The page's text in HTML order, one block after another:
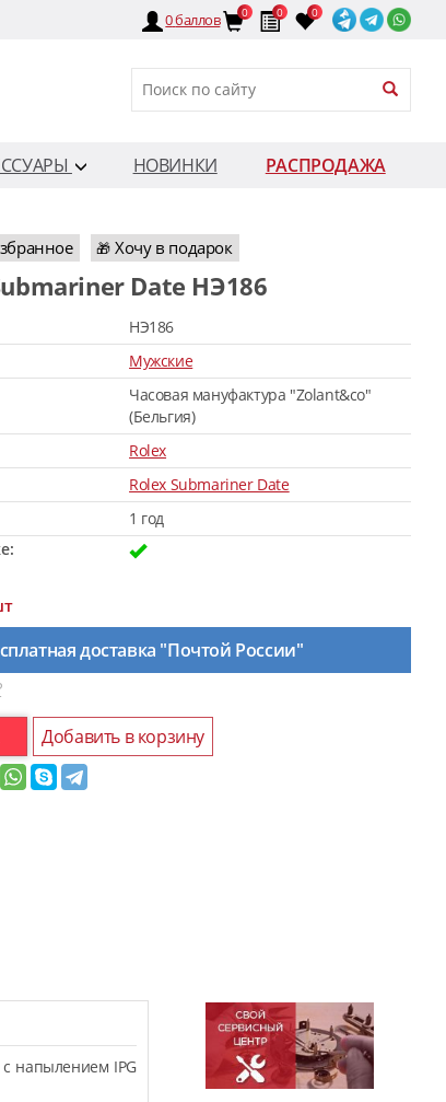
0баллов 0 0 0
НОВИНКИ
РАСПРОДАЖА
🎁 Хочу в подарок
Date HЭ186
HЭ186
Мужские
Часовая мануфактура "Zolant&co"
(Бельгия)
Rolex
Rolex Submariner Date
1 год
доставка "Почтой России"
Добавить в корзину
с напылением IPG